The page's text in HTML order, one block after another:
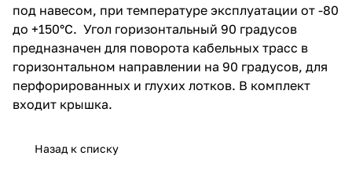
крышка.
под навесом, при температуре эксплуатации от -80
до +150°С. Угол горизонтальный 90 градусов
предназначен для поворота кабельных трасс в
горизонтальном направлении на 90 градусов, для
перфорированных и глухих лотков. В комплект
входит крышка.
Назад к списку